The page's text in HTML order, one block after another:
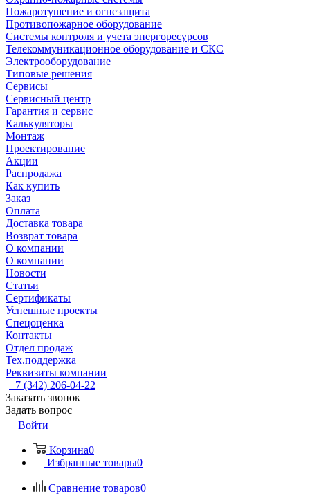
Пожаротушение и огнезащита
Противопожарное оборудование
Системы контроля и учета энергоресурсов
Телекоммуникационное оборудование и СКС
Электрооборудование
Типовые решения
Сервисы
Сервисный центр
Гарантия и сервис
Калькуляторы
Монтаж
Проектирование
Акции
Распродажа
Как купить
Заказ
Оплата
Доставка товара
Возврат товара
О компании
О компании
Новости
Статьи
Сертификаты
Успешные проекты
Спецоценка
Контакты
Отдел продаж
Тех.поддержка
Реквизиты компании
+7 (342) 206-04-22
Заказать звонок
Задать вопрос
Войти
Корзина0
Избранные товары0
Сравнение товаров0